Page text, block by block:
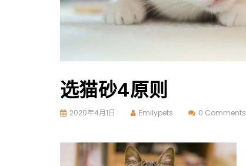
选猫砂4原则
2020年4月1日 Emilypets 0 Comments